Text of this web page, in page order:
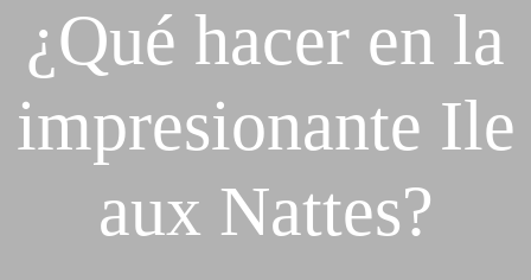
EN AURORA
NUESTRAS
HABITACIONES
BUNGALOW
FAMILIAR
¿Qué hacer en la
impresionante Ile
aux Nattes?